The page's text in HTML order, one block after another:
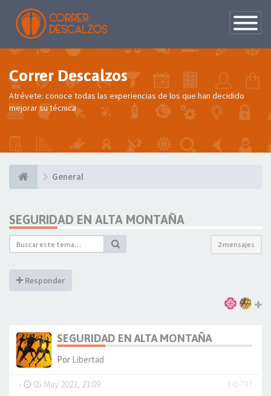
de
Correr Descalzos
Atrévete: conoce todas las experiencias de los que han decidido
mejorar su técnica
General
SEGURIDAD EN ALTA MONTAÑA
2 mensajes
Responder
SEGURIDAD EN ALTA MONTAÑA
Por Libertad
- 05 May 2023, 23:09
#45797